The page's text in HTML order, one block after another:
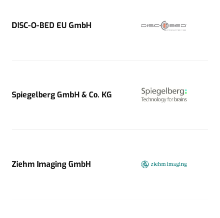
DISC-O-BED EU GmbH
Spiegelberg GmbH & Co. KG
Ziehm Imaging GmbH